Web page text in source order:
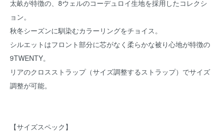
太畝が特徴の、8ウェルのコーデュロイ生地を採用したコレクシ
ョン。
秋冬シーズンに馴染むカラーリングをチョイス。
シルエットはフロント部分に芯がなく柔らかな被り心地が特徴の
9TWENTY。
リアのクロスストラップ（サイズ調整するストラップ）でサイズ
調整が可能。
【サイズスペック】